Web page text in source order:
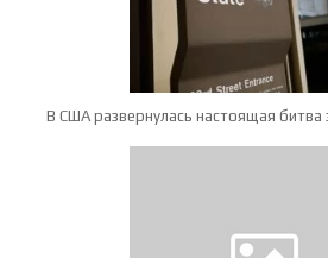
В США развернулась настоящая